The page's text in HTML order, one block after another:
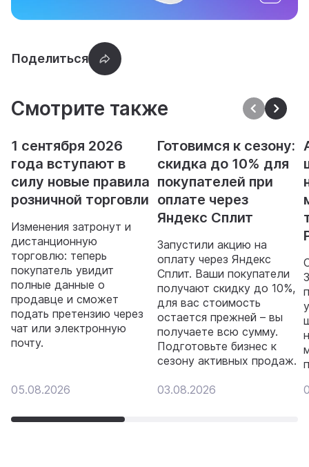
Смотрите также
1 сентября 2026
года вступают в
силу новые правила
розничной торговли
Изменения затронут и
дистанционную
торговлю: теперь
покупатель увидит
полные данные о
продавце и сможет
подать претензию через
чат или электронную
почту.
05.08.2026
Готовимся к сезону:
скидка до 10% для
покупателей при
оплате через
Яндекс Сплит
Запустили акцию на
оплату через Яндекс
Сплит. Ваши покупатели
получают скидку до 10%,
для вас стоимость
остается прежней – вы
получаете всю сумму.
Подготовьте бизнес к
сезону активных продаж.
03.08.2026